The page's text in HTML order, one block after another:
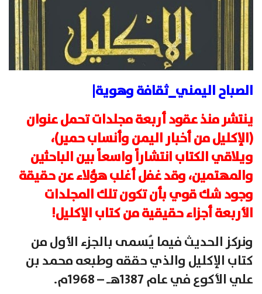
الصباح اليمني_ثقافة وهوية|
ينتشر منذ عقود أربعة مجلدات تحمل عنوان
(الإكليل من أخبار اليمن وأنساب حمير)،
ويلاقي الكتاب انتشاراً واسعاً بين الباحثين
والمهتمين، وقد غفل أغلب هؤلاء عن حقيقة
وجود شك قوي بأن تكون تلك المجلدات
الأربعة أجزاء حقيقية من كتاب الإكليل!
ونركز الحديث فيما يُسمى بالجزء الأول من
كتاب الإكليل والذي حققه وطبعه محمد بن
علي الأكوع في عام 1387هـ – 1968م.